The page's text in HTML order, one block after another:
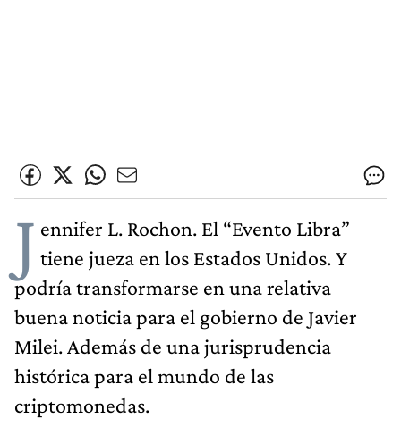
J ennifer L. Rochon. El “Evento Libra”
tiene jueza en los Estados Unidos. Y
podría transformarse en una relativa
buena noticia para el gobierno de Javier
Milei. Además de una jurisprudencia
histórica para el mundo de las
criptomonedas.